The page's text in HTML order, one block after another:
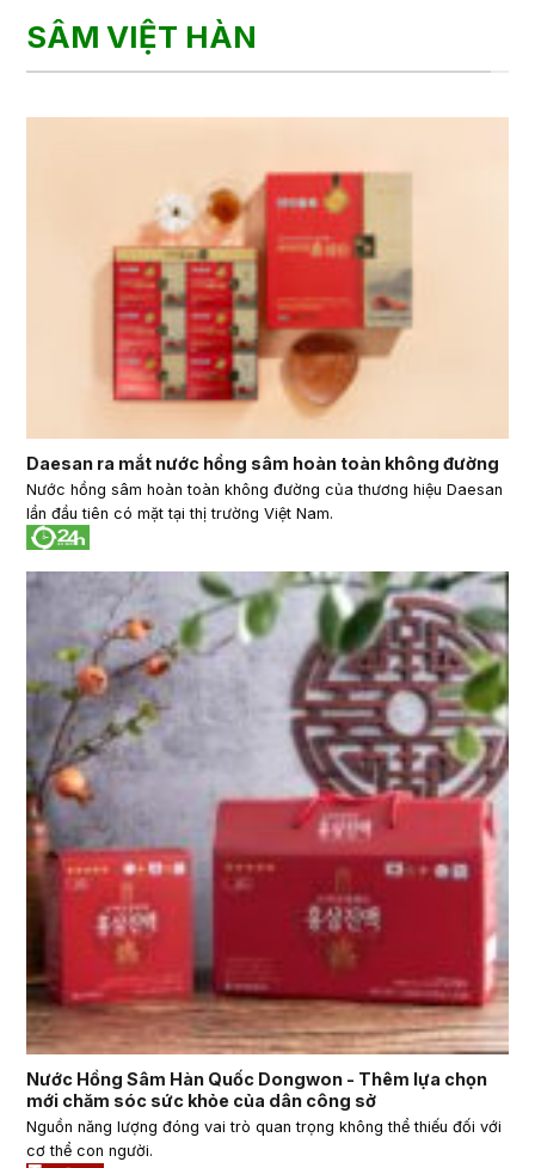
SÂM VIỆT HÀN
Daesan ra mắt nước hồng sâm hoàn toàn không đường
Nước hồng sâm hoàn toàn không đường của thương hiệu Daesan
lần đầu tiên có mặt tại thị trường Việt Nam.
Nước Hồng Sâm Hàn Quốc Dongwon - Thêm lựa chọn
mới chăm sóc sức khỏe của dân công sở
Nguồn năng lượng đóng vai trò quan trọng không thể thiếu đối với
cơ thể con người.